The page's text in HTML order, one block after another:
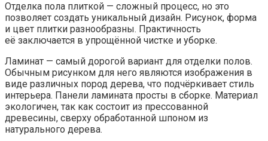
Отделка пола плиткой — сложный процесс, но это
позволяет создать уникальный дизайн. Рисунок, форма
и цвет плитки разнообразны. Практичность
её заключается в упрощённой чистке и уборке.
Ламинат — самый дорогой вариант для отделки полов.
Обычным рисунком для него являются изображения в
виде различных пород дерева, что подчёркивает стиль
интерьера. Панели ламината просты в сборке. Материал
экологичен, так как состоит из прессованной
древесины, сверху обработанной шпоном из
натурального дерева.